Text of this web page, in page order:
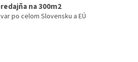
na 300m2
po celom Slovensku a EÚ